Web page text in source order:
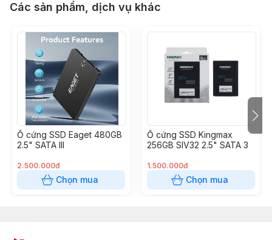
Các sản phẩm, dịch vụ khác
Ổ cứng SSD Eaget 480GB
2.5" SATA III
2.500.000đ
Chọn mua
Ổ cứng SSD Kingmax
256GB SIV32 2.5" SATA 3
1.500.000đ
Chọn mua